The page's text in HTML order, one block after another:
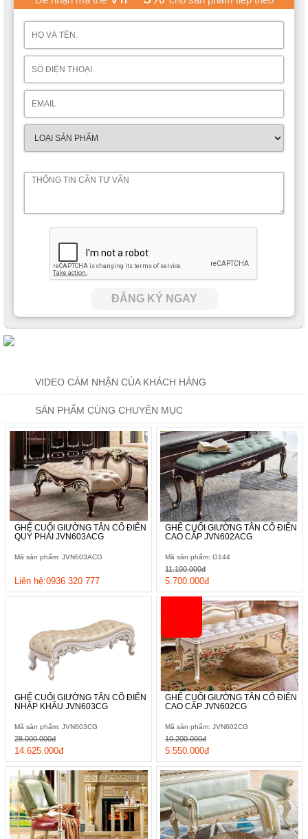
ĐĂNG KÝ NGAY
VIDEO CẢM NHẬN CỦA KHÁCH HÀNG
SẢN PHẨM CÙNG CHUYÊN MỤC
GHẾ CUỐI GIƯỜNG TÂN CỔ ĐIỂN
QUÝ PHÁI JVN603ACG
Mã sản phẩm: JVN603ACG
Liên hệ:0936 320 777
GHẾ CUỐI GIƯỜNG TÂN CỔ ĐIỂN
CAO CẤP JVN602ACG
Mã sản phẩm: G144
5.700.000đ
11.100.000đ
GHẾ CUỐI GIƯỜNG TÂN CỔ ĐIỂN
NHẬP KHẨU JVN603CG
Mã sản phẩm: JVN603CG
14.625.000đ
28.000.000đ
GHẾ CUỐI GIƯỜNG TÂN CỔ ĐIỂN
CAO CẤP JVN602CG
Mã sản phẩm: JVN602CG
5.550.000đ
10.200.000đ